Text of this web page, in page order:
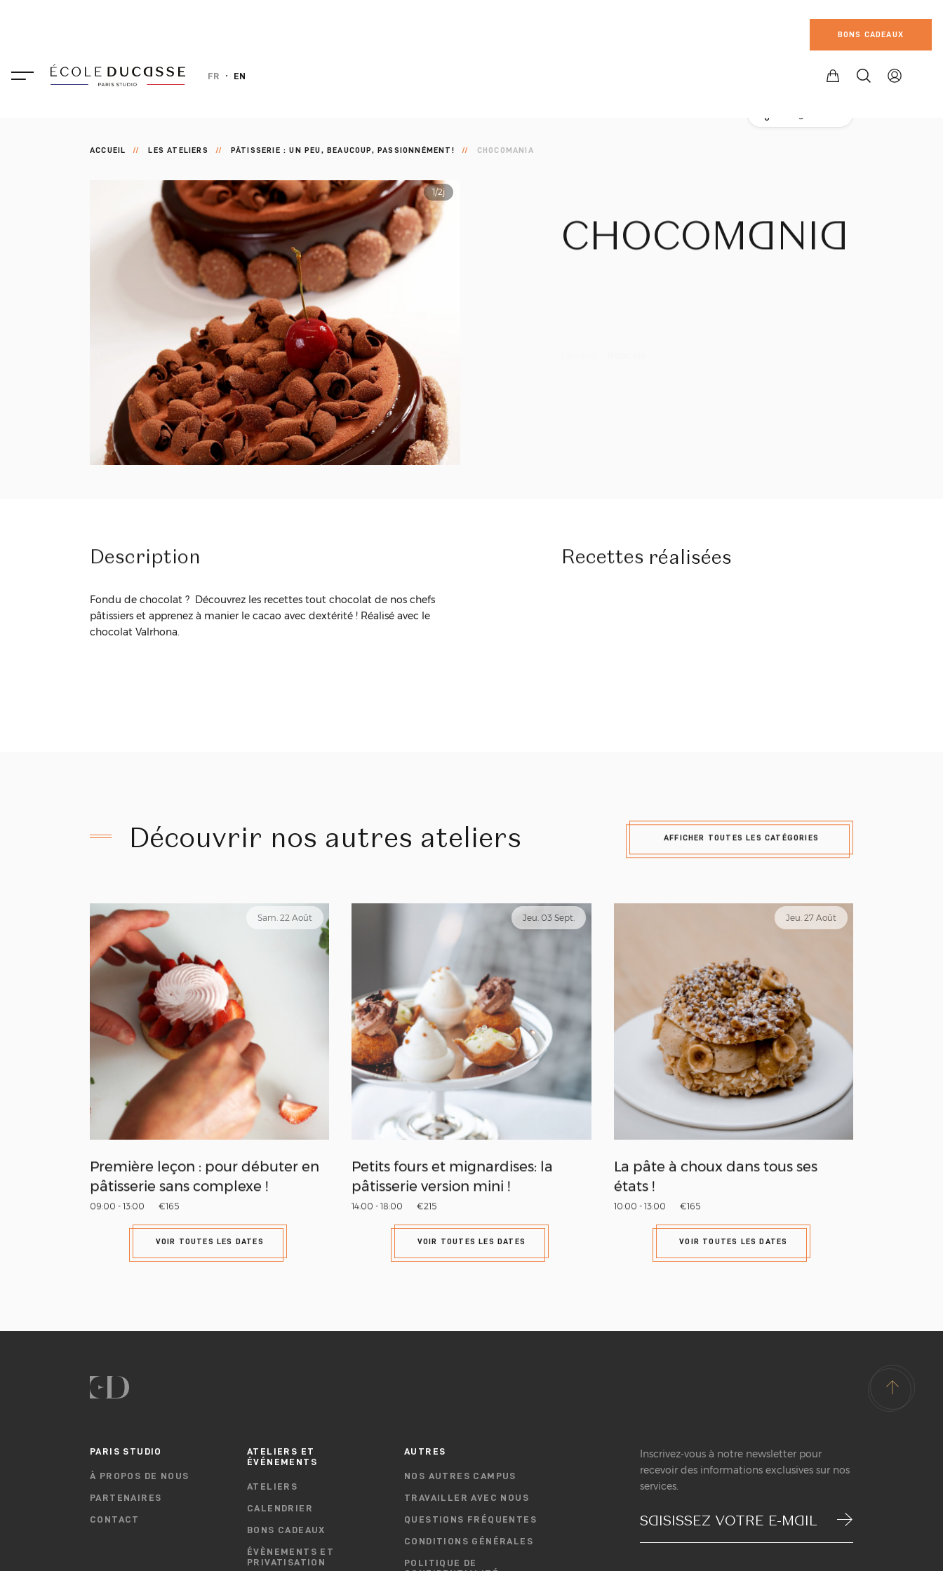
FR EN
BONS CADEAUX
ACCUEIL LES ATELIERS PÂTISSERIE : UN PEU, BEAUCOUP, PASSIONNÉMENT! CHOCOMANIA
1/2j
CHOCOMANIA
Description
Fondu de chocolat ? Découvrez les recettes tout chocolat de nos chefs
pâtissiers et apprenez à manier le cacao avec dextérité ! Réalisé avec le
chocolat Valrhona.
Recettes réalisées
Découvrir nos autres ateliers AFFICHER TOUTES LES CATÉGORIES
Sam. 22 Août
Première leçon : pour débuter en
pâtisserie sans complexe !
09:00 - 13:00 €165
VOIR TOUTES LES DATES
Jeu. 03 Sept.
Petits fours et mignardises: la
pâtisserie version mini !
14:00 - 18:00 €215
VOIR TOUTES LES DATES
Jeu. 27 Août
La pâte à choux dans tous ses
états !
10:00 - 13:00 €165
VOIR TOUTES LES DATES
PARIS STUDIO
À PROPOS DE NOUS
PARTENAIRES
CONTACT
ATELIERS ET
ÉVÉNEMENTS
ATELIERS
CALENDRIER
BONS CADEAUX
ÉVÈNEMENTS ET
PRIVATISATION
AUTRES
NOS AUTRES CAMPUS
TRAVAILLER AVEC NOUS
QUESTIONS FRÉQUENTES
CONDITIONS GÉNÉRALES
POLITIQUE DE
Inscrivez-vous à notre newsletter pour
recevoir des informations exclusives sur nos
services.